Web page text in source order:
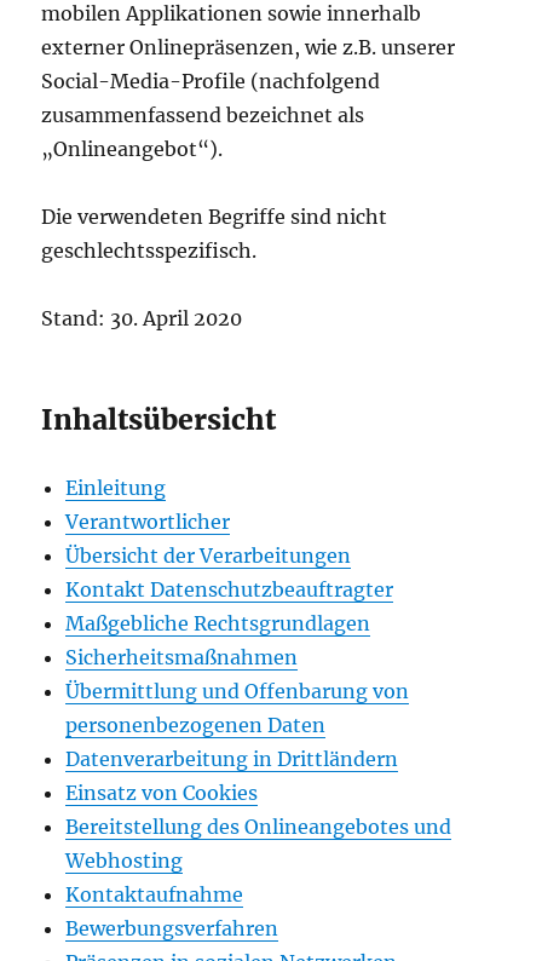
mobilen Applikationen sowie innerhalb
externer Onlinepräsenzen, wie z.B. unserer
Social-Media-Profile (nachfolgend
zusammenfassend bezeichnet als
„Onlineangebot“).
Die verwendeten Begriffe sind nicht
geschlechtsspezifisch.
Stand: 30. April 2020
Inhaltsübersicht
Einleitung
Verantwortlicher
Übersicht der Verarbeitungen
Kontakt Datenschutzbeauftragter
Maßgebliche Rechtsgrundlagen
Sicherheitsmaßnahmen
Übermittlung und Offenbarung von
personenbezogenen Daten
Datenverarbeitung in Drittländern
Einsatz von Cookies
Bereitstellung des Onlineangebotes und
Webhosting
Kontaktaufnahme
Bewerbungsverfahren